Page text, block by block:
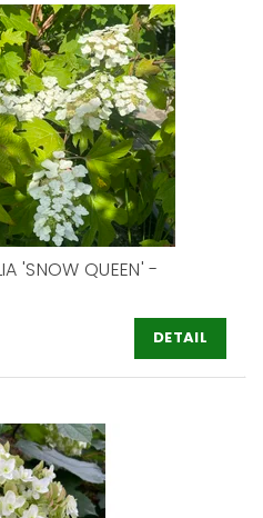
'SNOW QUEEN' -
DETAIL